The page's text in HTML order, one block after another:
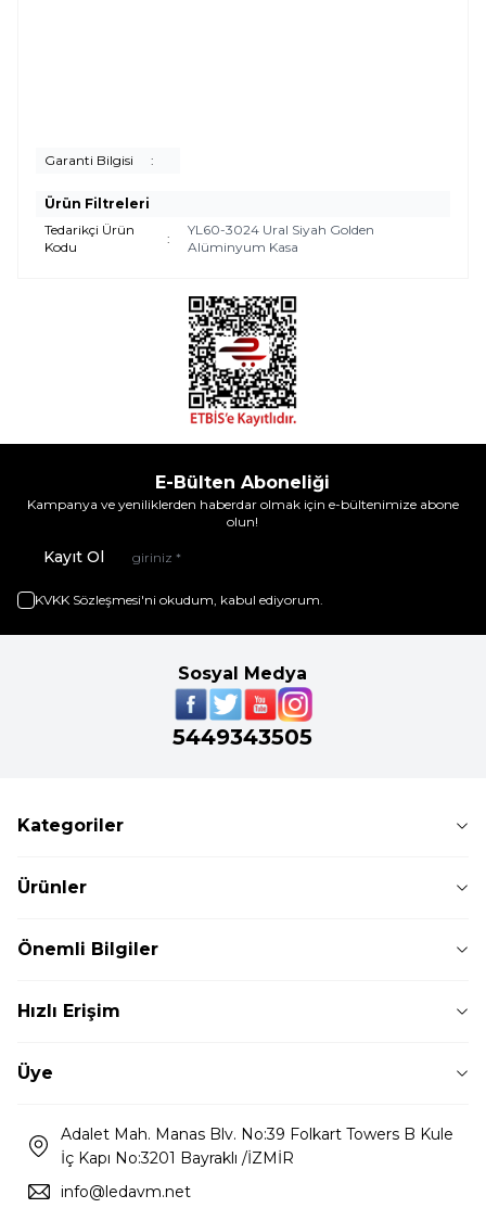
Garanti Bilgisi :
Ürün Filtreleri
Tedarikçi Ürün
Kodu
:
YL60-3024 Ural Siyah Golden
Alüminyum Kasa
E-Bülten Aboneliği
Kampanya ve yeniliklerden haberdar olmak için e-bültenimize abone
olun!
Kayıt Ol
KVKK Sözleşmesi'ni okudum, kabul ediyorum.
Sosyal Medya
5449343505
Kategoriler
Ürünler
Önemli Bilgiler
Hızlı Erişim
Üye
Adalet Mah. Manas Blv. No:39 Folkart Towers B Kule
İç Kapı No:3201 Bayraklı /İZMİR
info@ledavm.net